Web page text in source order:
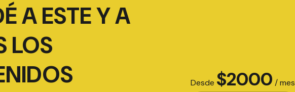
A ESTE Y A
LOS
Desde $2000 / mes